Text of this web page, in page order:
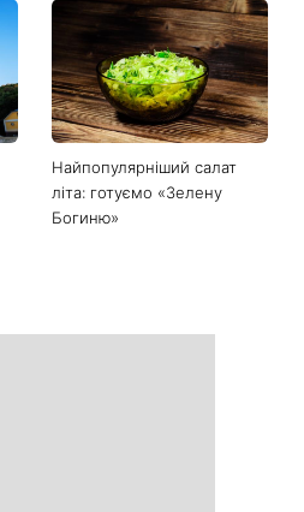
Найпопулярніший салат
літа: готуємо «Зелену
Богиню»